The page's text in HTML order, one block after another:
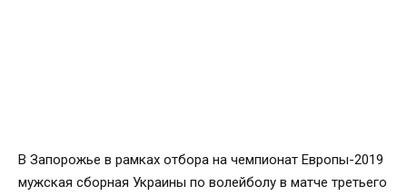
В Запорожье в рамках отбора на чемпионат Европы-2019
мужская сборная Украины по волейболу в матче третьего